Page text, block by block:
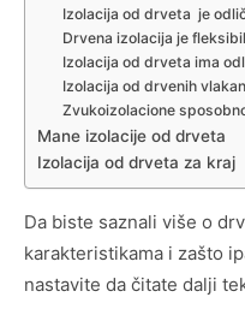
Izolacija od drveta je
Drvena izolacija je
Izolacija od drveta ima
Izolacija od drvenih
Zvukoizolacione
Mane izolacije od drveta
Izolacija od drveta za kraj
Da biste saznali više o
karakteristikama i zašto
nastavite da čitate dalji